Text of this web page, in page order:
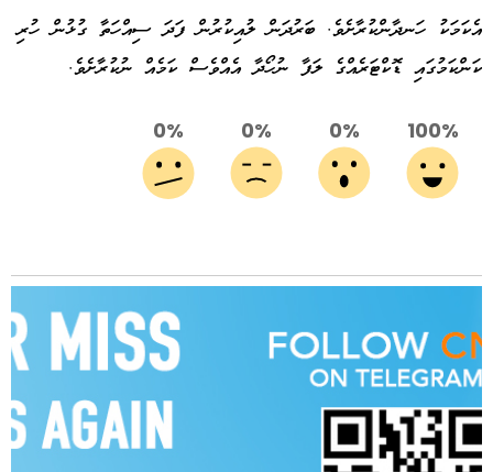
އެކަމަކު ހަނދާންކުރާށެވެ. ބަރުދަން ލުއިކުރުން ފަދަ ސިއްހަތާ ގުޅުން ހުރި
ކަންކަމުގައި ޑޮކްޓަރެއްގެ ލަފާ ނުހޯދާ އެއްވެސް ކަމެއް ނުކުރާށެވެ.
100%
0%
0%
0%